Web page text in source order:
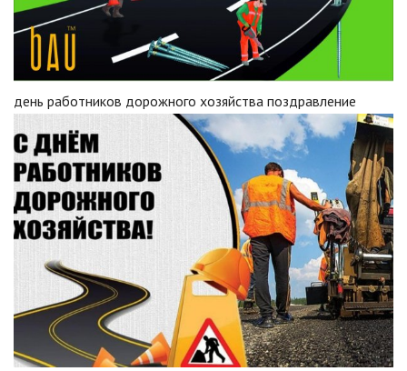
день работников дорожного хозяйства поздравление